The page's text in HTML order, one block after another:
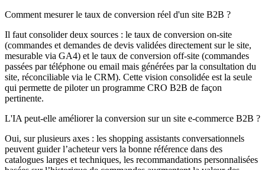
Comment mesurer le taux de conversion réel d'un site B2B ?
Il faut consolider deux sources : le taux de conversion on-site
(commandes et demandes de devis validées directement sur le site,
mesurable via GA4) et le taux de conversion off-site (commandes
passées par téléphone ou email mais générées par la consultation du
site, réconciliable via le CRM). Cette vision consolidée est la seule
qui permette de piloter un programme CRO B2B de façon
pertinente.
L'IA peut-elle améliorer la conversion sur un site e-commerce B2B ?
Oui, sur plusieurs axes : les shopping assistants conversationnels
peuvent guider l’acheteur vers la bonne référence dans des
catalogues larges et techniques, les recommandations personnalisées